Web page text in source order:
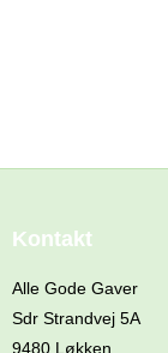
Kontakt
Alle Gode Gaver
Sdr Strandvej 5A
9480 Løkken